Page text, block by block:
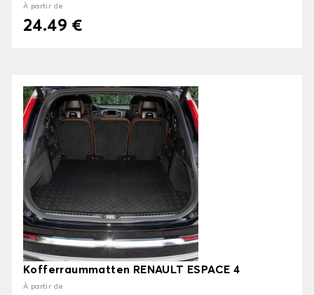
À partir de
24.49 €
Kofferraummatten RENAULT ESPACE 4
À partir de